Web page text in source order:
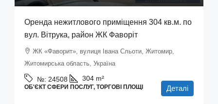
Оренда нежитлового приміщення 304 кв.м. по
вул. Вітрука, район ЖК Фаворіт
ЖК «Фаворит», вулиця Івана Сльоти, Житомир,
Житомирська область, Україна
№: 24508 304 m²
ОБ'ЄКТ СФЕРИ ПОСЛУГ, ТОРГОВІ ПЛОЩІ Деталі